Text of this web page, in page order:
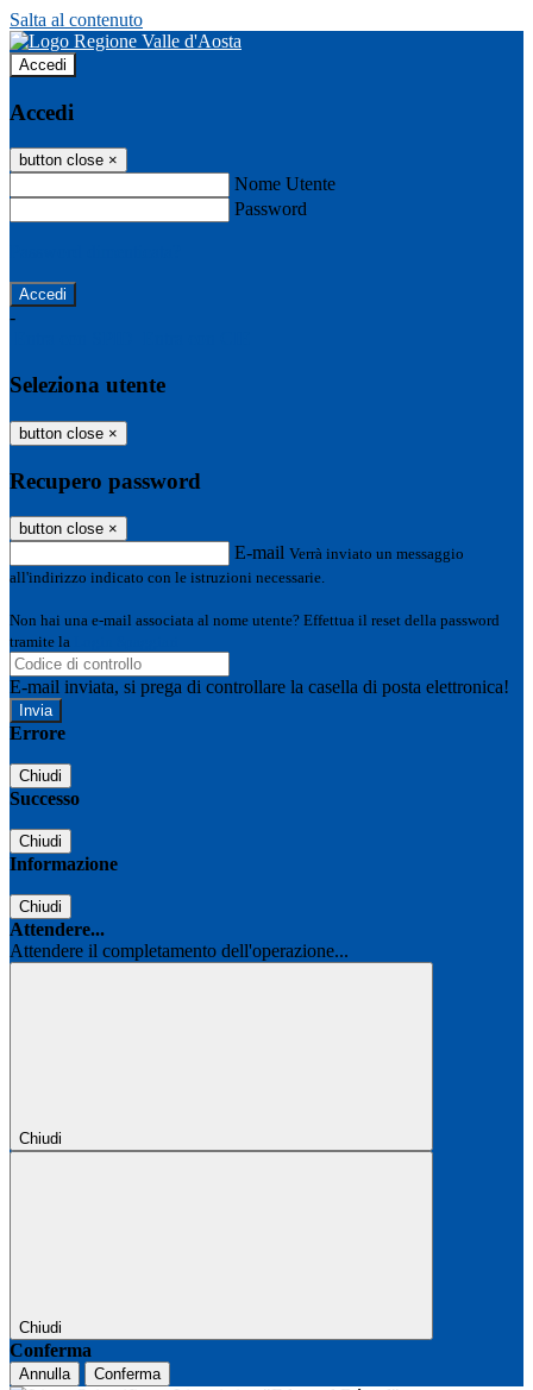
Salta al contenuto
Accedi
Accedi
button close ×
Nome Utente
Password
-
Seleziona utente
button close ×
Recupero password
button close ×
E-mail Verrà inviato un messaggio
all'indirizzo indicato con le istruzioni necessarie.
Non hai una e-mail associata al nome utente? Effettua il reset della password
tramite la
E-mail inviata, si prega di controllare la casella di posta elettronica!
Errore
Chiudi
Successo
Chiudi
Informazione
Chiudi
Attendere...
Attendere il completamento dell'operazione...
Chiudi
Chiudi
Conferma
Annulla Conferma